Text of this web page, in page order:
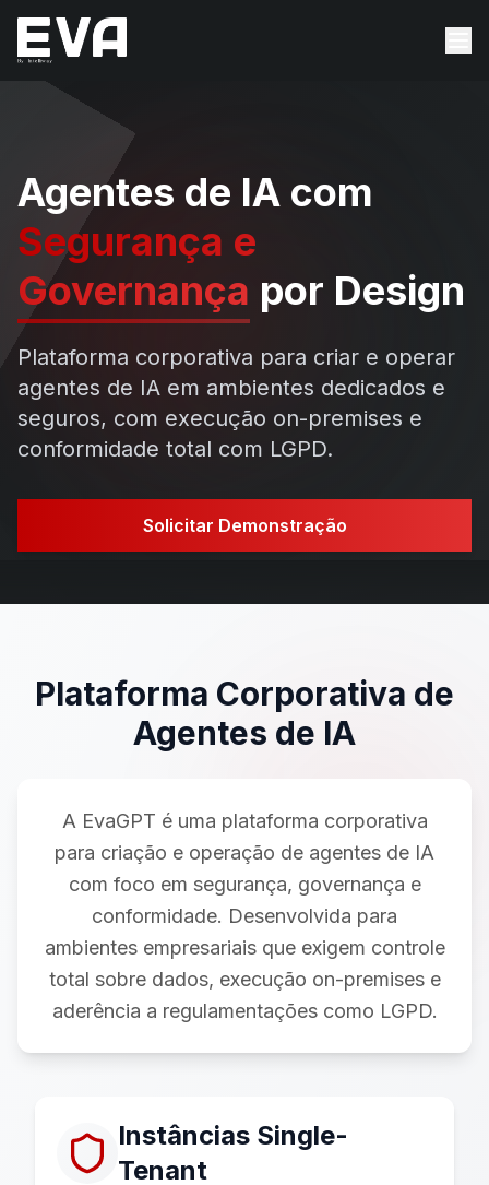
Agentes de IA com
Segurança e
Governança por Design
Plataforma corporativa para criar e operar
agentes de IA em ambientes dedicados e
seguros, com execução on-premises e
conformidade total com LGPD.
Solicitar Demonstração
Plataforma Corporativa de
Agentes de IA
A EvaGPT é uma plataforma corporativa
para criação e operação de agentes de IA
com foco em segurança, governança e
conformidade. Desenvolvida para
ambientes empresariais que exigem controle
total sobre dados, execução on-premises e
aderência a regulamentações como LGPD.
Instâncias Single-
Tenant